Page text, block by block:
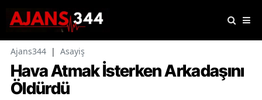
Ajans344 | Asayiş
Hava Atmak İsterken Arkadaşını
Öldürdü